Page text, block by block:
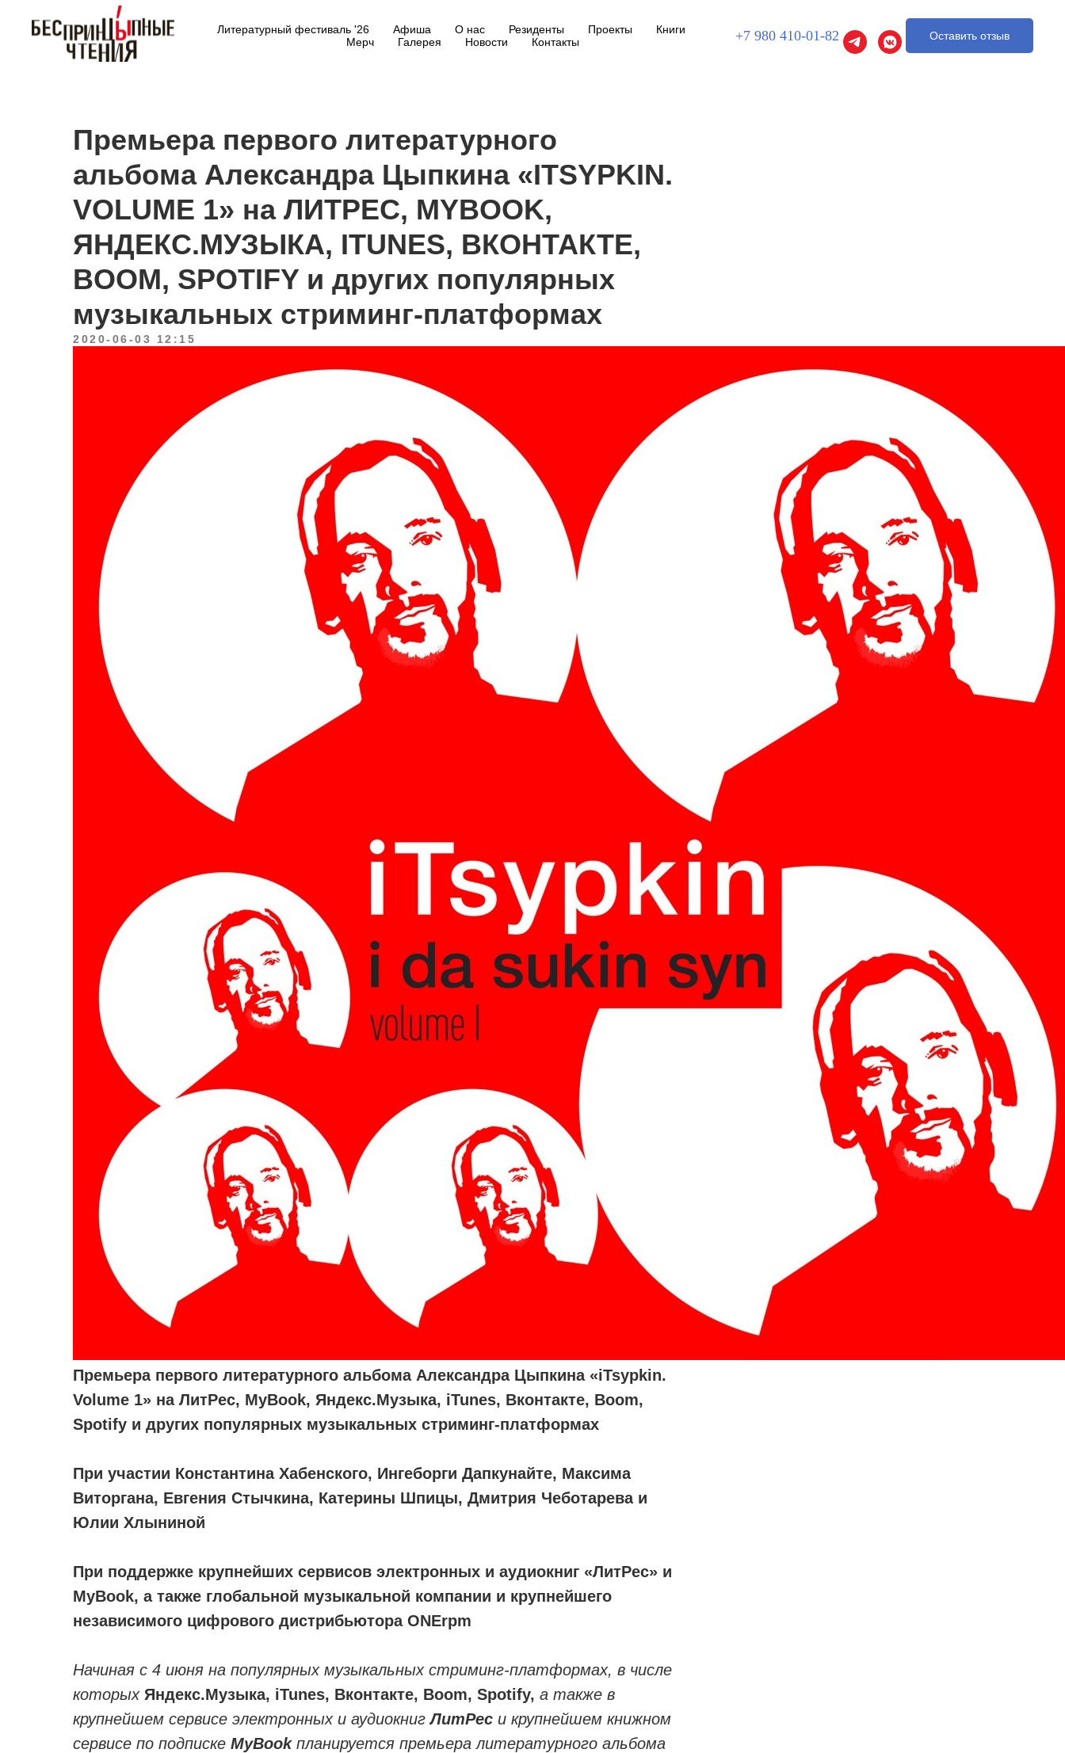
Литературный фестиваль '26 Афиша О нас Резиденты Проекты
Книги
Мерч
Галерея Новости Контакты +7 980 410-01-82 Оставить отзыв
Премьера первого литературного
альбома Александра Цыпкина «ITSYPKIN.
VOLUME 1» на ЛИТРЕС, MYBOOK,
ЯНДЕКС.МУЗЫКА, ITUNES, ВКОНТАКТЕ,
BOOM, SPOTIFY и других популярных
музыкальных стриминг-платформах
2020-06-03 12:15
Премьера первого литературного альбома Александра Цыпкина «iTsypkin.
Volume 1» на ЛитРес, MyBook, Яндекс.Музыка, iTunes, Вконтакте, Boom,
Spotify и других популярных музыкальных стриминг-платформах
При участии Константина Хабенского, Ингеборги Дапкунайте, Максима
Виторгана, Евгения Стычкина, Катерины Шпицы, Дмитрия Чеботарева и
Юлии Хлыниной
При поддержке крупнейших сервисов электронных и аудиокниг «ЛитРес» и
MyBook, а также глобальной музыкальной компании и крупнейшего
независимого цифрового дистрибьютора ONErpm
Начиная с 4 июня на популярных музыкальных стриминг-платформах, в числе
которых Яндекс.Музыка, iTunes, Вконтакте, Boom, Spotify, а также в
крупнейшем сервисе электронных и аудиокнигЛитРес и крупнейшем книжном
сервисе по подписке MyBook планируется премьера литературного альбома